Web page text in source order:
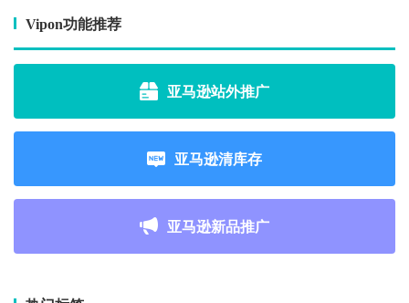
Vipon功能推荐
亚马逊站外推广
亚马逊清库存
亚马逊新品推广